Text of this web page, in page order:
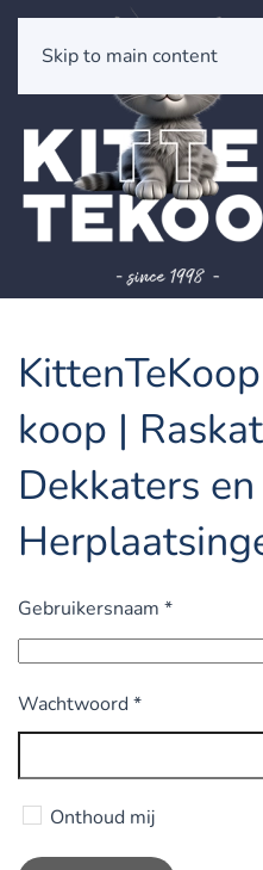
Skip to main content
koop |
Dekkaters en
Gebruikersnaam *
Wachtwoord *
Onthoud mij